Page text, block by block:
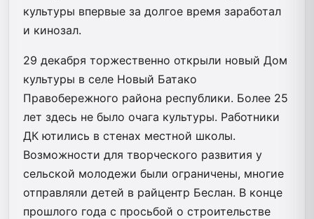
культуры впервые за долгое время заработал
и кинозал.
29 декабря торжественно открыли новый Дом
культуры в селе Новый Батако
Правобережного района республики. Более 25
лет здесь не было очага культуры. Работники
ДК ютились в стенах местной школы.
Возможности для творческого развития у
сельской молодежи были ограничены, многие
отправляли детей в райцентр Беслан. В конце
прошлого года с просьбой о строительстве